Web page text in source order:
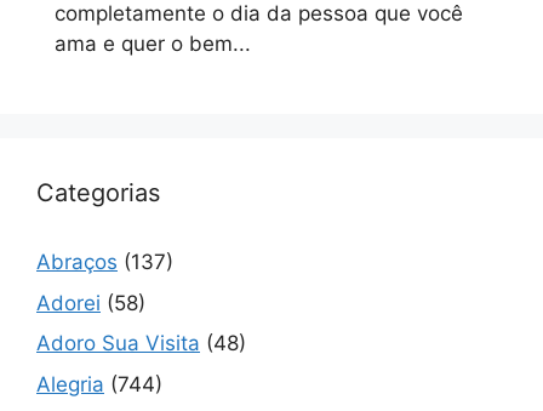
completamente o dia da pessoa que você
ama e quer o bem...
Categorias
Abraços (137)
Adorei (58)
Adoro Sua Visita (48)
Alegria (744)